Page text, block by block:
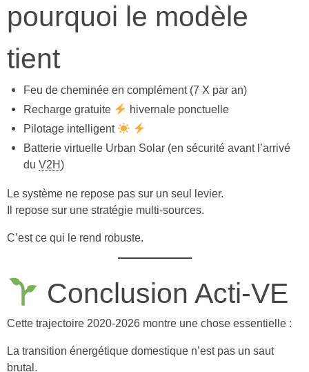
pourquoi le modèle
tient
Feu de cheminée en complément (7 X par an)
Recharge gratuite
hivernale ponctuelle
Pilotage intelligent
Batterie virtuelle Urban Solar (en sécurité avant l’arrivé
duV2H)
Le système ne repose pas sur un seul levier.
Il repose sur une stratégie multi-sources.
C’est ce qui le rend robuste.
Conclusion Acti-VE
Cette trajectoire 2020-2026 montre une chose essentielle :
La transition énergétique domestique n’est pas un saut
brutal.